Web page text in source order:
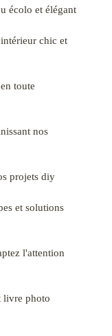
écolo et élégant
chic et
toute
nos
projets diy
et solutions
l'attention
livre photo